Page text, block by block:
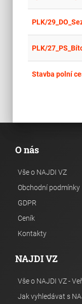
PLK/
PLK/
O nás
Vše o NAJDI VZ
Obchodní podmínky
GDPR
Ceník
Kontakty
NAJDI VZ
Vše o NAJDI VZ -
Jak vyhledávat s